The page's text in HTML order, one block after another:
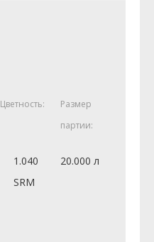
Цветность:
Размер
партии:
1.040
SRM
20.000 л